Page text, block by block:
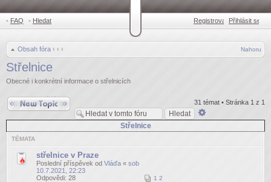
• FAQ • Hledat Registrovat •Přihlásit se
Obsah fóra ‹ ‹ ‹ Nahoru
Střelnice
Obecné i konkrétní informace o střelnicích
31 témat • Stránka 1 z 1
Odeslat nové téma
hledání
Střelnice
TÉMATA
střelnice v Praze
Poslední příspěvek od Vláďa « sob
10.7.2021, 22:23
Odpovědi: 28 1 2